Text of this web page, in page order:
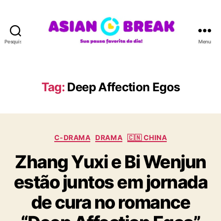
Pesquisar
A
N
R
A
Menu
Tag: Deep Affection Egos
C
t
e
g
o
r
i
C-DRAMA DRAMA 🇨🇳 CHINA
Zhang Yuxi e Bi Wenjun
estão juntos em jornada
de cura no romance